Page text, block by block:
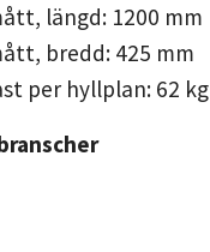
längd: 1200 mm
bredd: 425 mm
per hyllplan: 62 kg